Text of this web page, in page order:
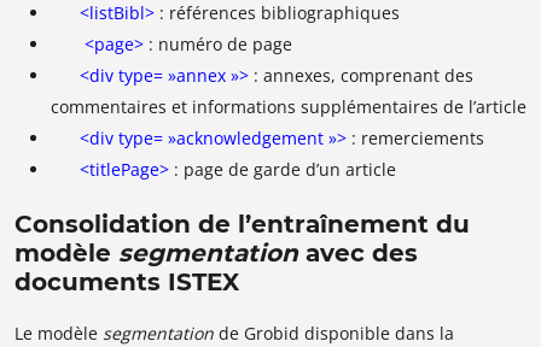
<listBibl> : références bibliographiques
<page> : numéro de page
<div type= »annex »> : annexes, comprenant des
commentaires et informations supplémentaires de l’article
<div type= »acknowledgement »> : remerciements
<titlePage> : page de garde d’un article
Consolidation de l’entraînement du
modèle segmentationavec des
documents ISTEX
Le modèle segmentation de Grobid disponible dans la